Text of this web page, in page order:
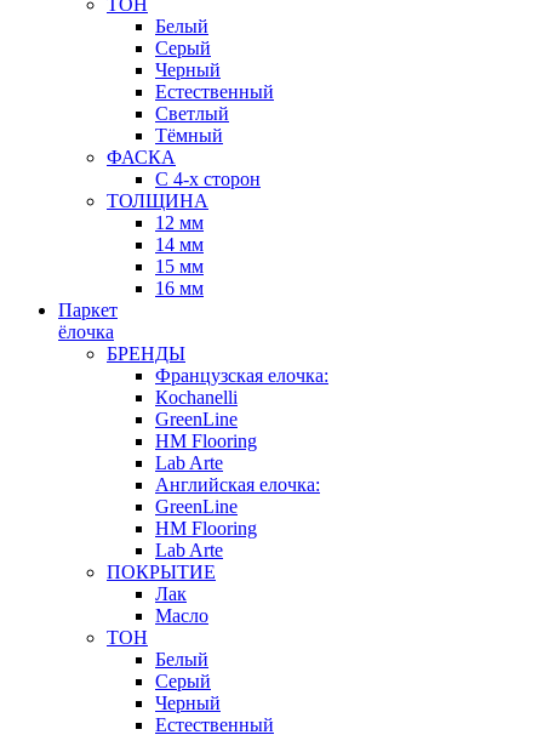
ТОН
Белый
Серый
Черный
Естественный
Светлый
Тёмный
ФАСКА
С 4-х сторон
ТОЛЩИНА
12 мм
14 мм
15 мм
16 мм
Паркет
ёлочка
БРЕНДЫ
Французская елочка:
Кochanelli
GreenLine
HM Flooring
Lab Arte
Английская елочка:
GreenLine
HM Flooring
Lab Arte
ПОКРЫТИЕ
Лак
Масло
ТОН
Белый
Серый
Черный
Естественный